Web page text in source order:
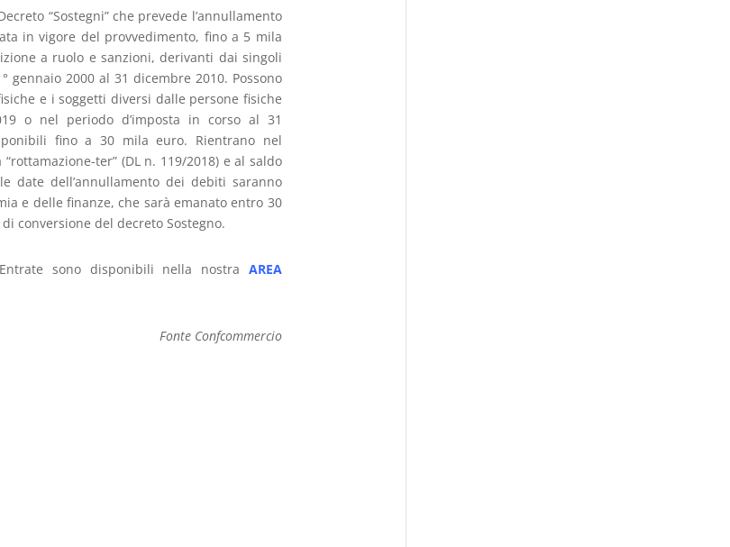
“Sostegni” che prevede l’annullamento
in vigore del provvedimento, fino a 5 mila
a ruolo e sanzioni, derivanti dai singoli
gennaio 2000 al 31 dicembre 2010. Possono
e i soggetti diversi dalle persone fisiche
o nel periodo d’imposta in corso al 31
fino a 30 mila euro. Rientrano nel
ter” (DL n. 119/2018) e al saldo
date dell’annullamento dei debiti saranno
e delle finanze, che sarà emanato entro 30
conversione del decreto Sostegno.
sono disponibili nella nostra AREA
Fonte Confcommercio